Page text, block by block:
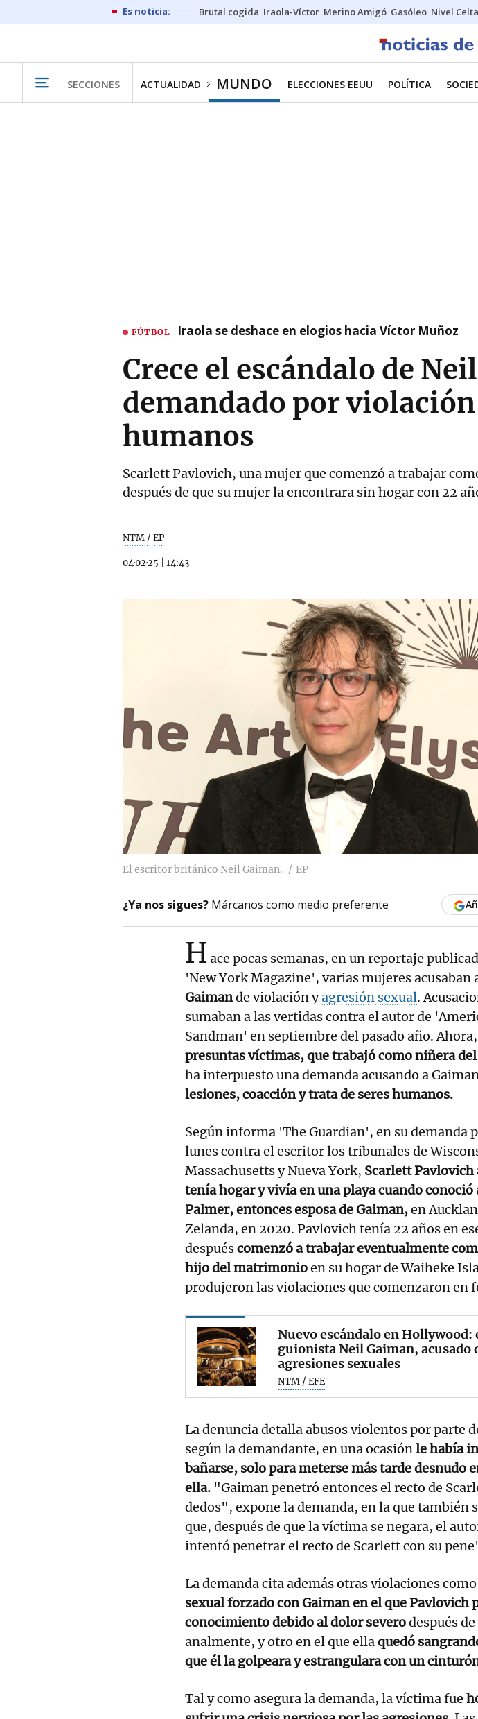
Brutal cogida Iraola-Víctor Merino Amigó Gasóleo Nivel Celta
SECCIONES ACTUALIDAD MUNDO ELECCIONES EEUU POLÍTICA
FÚTBOL Iraola se deshace en elogios hacia Víctor Muñoz
Crece el escándalo de
demandado por
humanos
Scarlett Pavlovich, una mujer que comenzó a trabajar
después de que su mujer la encontrara sin hogar con 22
NTM / EP
04·02·25 14:43
El escritor británico Neil Gaiman. EP
¿Ya nos sigues? Márcanos como medio preferente
H ace pocas semanas, en un reportaje
'New York Magazine', varias mujeres acusaban
Gaimande violación yagresión sexual.
sumaban a las vertidas contra el autor de
Sandman' en septiembre del pasado año. Ahora,
presuntas víctimas, que trabajó como niñera
ha interpuesto una demanda acusando a
lesiones, coacción y trata de seres humanos.
Según informa 'The Guardian', en su demanda
lunes contra el escritor los tribunales de
Massachusetts y Nueva York, Scarlett Pavlovich
tenía hogar y vivía en una playa cuando conoció
Palmer, entonces esposa de Gaiman,en
Zelanda, en 2020. Pavlovich tenía 22 años en
despuéscomenzó a trabajar eventualmente
hijo del matrimonioen su hogar de Waiheke
produjeron las violaciones que comenzaron en
Nuevo escándalo en Hollywood:
guionista Neil Gaiman, acusado
agresiones sexuales
NTM / EFE
La denuncia detalla abusos violentos por parte
según la demandante, en una ocasiónle había
bañarse, solo para meterse más tarde desnudo
ella. "Gaiman penetró entonces el recto de
dedos", expone la demanda, en la que también
que, después de que la víctima se negara, el
intentó penetrar el recto de Scarlett con su
La demanda cita además otras violaciones como
sexual forzado con Gaiman en el que Pavlovich
conocimiento debido al dolor severodespués
analmente, y otro en el que ellaquedó
que él la golpeara y estrangulara con un
Tal y como asegura la demanda, la víctima fue